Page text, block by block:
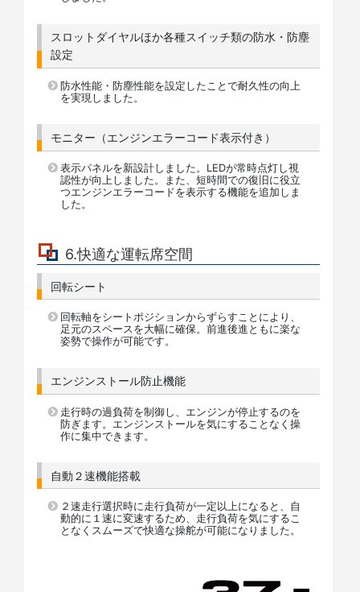
スロットダイヤルほか各種スイッチ類の防水・防塵
設定
防水性能・防塵性能を設定したことで耐久性の向上
を実現しました。
モニター（エンジンエラーコード表示付き）
表示パネルを新設計しました。LEDが常時点灯し視
認性が向上しました。また、短時間での復旧に役立
つエンジンエラーコードを表示する機能を追加しま
した。
6.快適な運転席空間
回転シート
回転軸をシートポジションからずらすことにより、
足元のスペースを大幅に確保。前進後進ともに楽な
姿勢で操作が可能です。
エンジンストール防止機能
走行時の過負荷を制御し、エンジンが停止するのを
防ぎます。エンジンストールを気にすることなく操
作に集中できます。
自動２速機能搭載
２速走行選択時に走行負荷が一定以上になると、自
動的に１速に変速するため、走行負荷を気にするこ
となくスムーズで快適な操舵が可能になりました。